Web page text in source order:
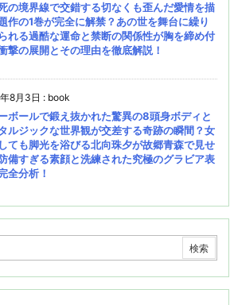
の境界線で交錯する切なくも歪んだ愛情を描
作の1巻が完全に解禁？あの世を舞台に繰り
れる過酷な運命と禁断の関係性が胸を締め付
撃の展開とその理由を徹底解説！
8月3日 : book
ボールで鍛え抜かれた驚異の8頭身ボディと
ルジックな世界観が交差する奇跡の瞬間？女
ても脚光を浴びる北向珠夕が故郷青森で見せ
備すぎる素顔と洗練された究極のグラビア表
全分析！